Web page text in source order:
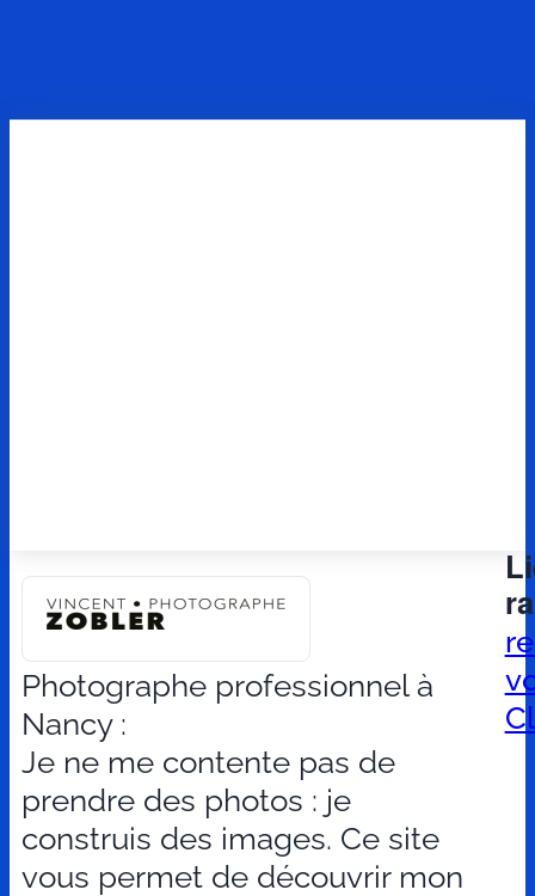
Photographe professionnel à
Nancy :
Je ne me contente pas de
prendre des photos : je
construis des images. Ce site
vous permet de découvrir mon